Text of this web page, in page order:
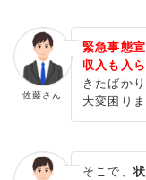
佐藤さん
緊急事態
収入も入
きたばか
大変困り
そこで、